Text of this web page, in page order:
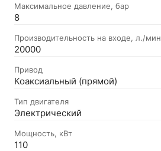
Максимальное давление, бар
8
Производительность на входе, л./мин
20000
Привод
Коаксиальный (прямой)
Тип двигателя
Электрический
Мощность, кВт
110